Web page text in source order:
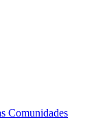
Comunidades